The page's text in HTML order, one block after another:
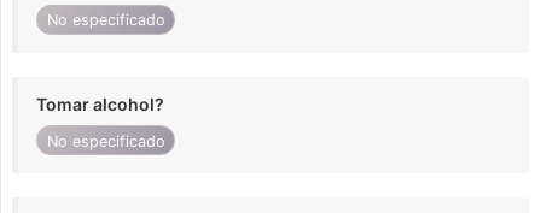
No especificado
Tomar alcohol?
No especificado